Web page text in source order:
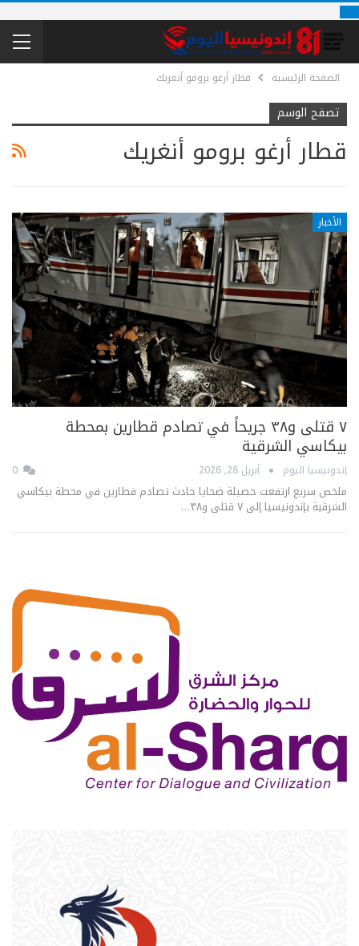
الصفحة الرئيسية قطار أرغو برومو أنغريك
تصفح الوسم
قطار أرغو برومو أنغريك
الأخبار
٧ قتلى و٣٨ جريحاً في تصادم قطارين بمحطة
بيكاسي الشرقية
إندونيسيا اليوم أبريل 28, 2026
ملخص سريع ارتفعت حصيلة ضحايا حادث تصادم قطارين في محطة بيكاسي
الشرقية بإندونيسيا إلى ٧ قتلى و٣٨…